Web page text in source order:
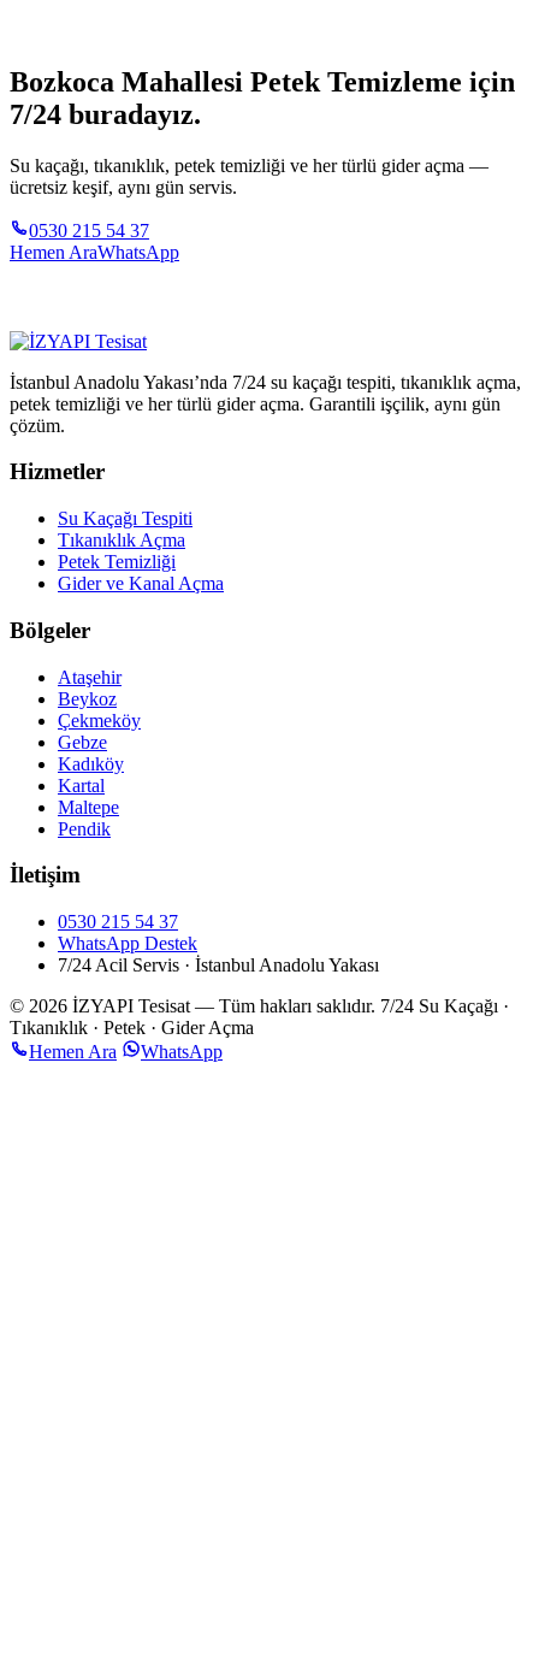
Bozkoca Mahallesi Petek Temizleme için
7/24 buradayız.
Su kaçağı, tıkanıklık, petek temizliği ve her türlü gider açma —
ücretsiz keşif, aynı gün servis.
0530 215 54 37
Hemen AraWhatsApp
İstanbul Anadolu Yakası’nda 7/24 su kaçağı tespiti, tıkanıklık açma,
petek temizliği ve her türlü gider açma. Garantili işçilik, aynı gün
çözüm.
Hizmetler
Su Kaçağı Tespiti
Tıkanıklık Açma
Petek Temizliği
Gider ve Kanal Açma
Bölgeler
Ataşehir
Beykoz
Çekmeköy
Gebze
Kadıköy
Kartal
Maltepe
Pendik
İletişim
0530 215 54 37
WhatsApp Destek
7/24 Acil Servis · İstanbul Anadolu Yakası
© 2026 İZYAPI Tesisat — Tüm hakları saklıdır. 7/24 Su Kaçağı ·
Tıkanıklık · Petek · Gider Açma
Hemen Ara
WhatsApp